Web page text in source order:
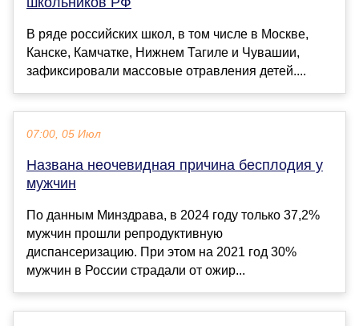
В ряде российских школ, в том числе в Москве,
Канске, Камчатке, Нижнем Тагиле и Чувашии,
зафиксировали массовые отравления детей....
07:00, 05 Июл
Названа неочевидная причина бесплодия у
мужчин
По данным Минздрава, в 2024 году только 37,2%
мужчин прошли репродуктивную
диспансеризацию. При этом на 2021 год 30%
мужчин в России страдали от ожир...